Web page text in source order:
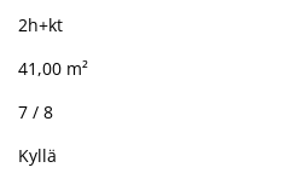
2h+kt
41,00 m²
7 / 8
Kyllä